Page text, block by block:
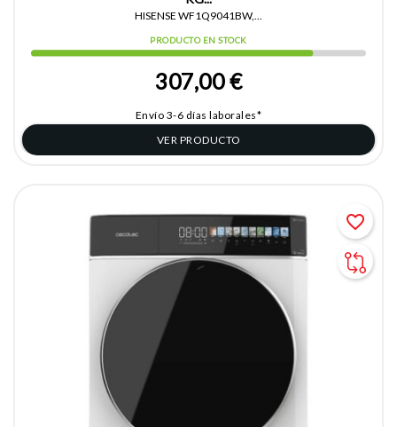
HISENSE WF1Q9041BW,...
PRODUCTO EN STOCK
307,00 €
Envío 3-6 días laborales*
VER PRODUCTO
favorite_border